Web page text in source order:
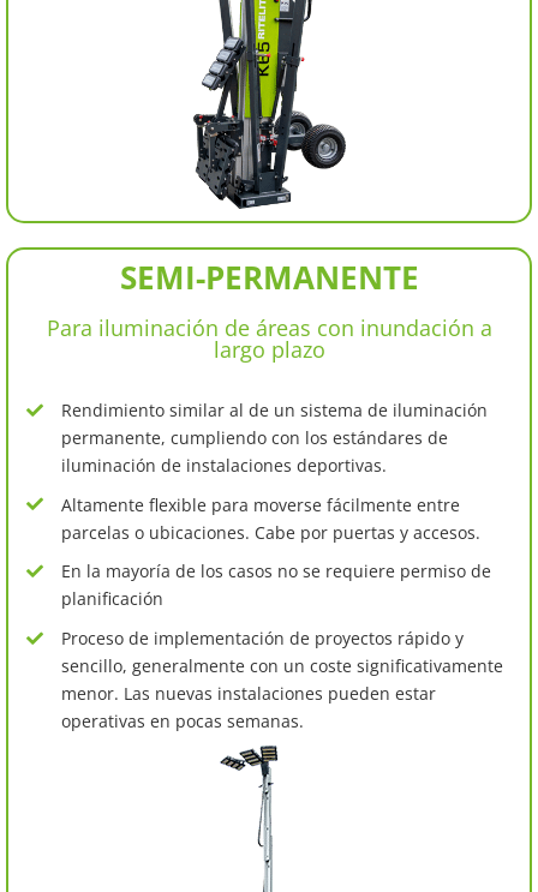
SEMI-PERMANENTE
Para iluminación de áreas con inundación a
largo plazo
Rendimiento similar al de un sistema de iluminación
permanente, cumpliendo con los estándares de
iluminación de instalaciones deportivas.
Altamente flexible para moverse fácilmente entre
parcelas o ubicaciones. Cabe por puertas y accesos.
En la mayoría de los casos no se requiere permiso de
planificación
Proceso de implementación de proyectos rápido y
sencillo, generalmente con un coste significativamente
menor. Las nuevas instalaciones pueden estar
operativas en pocas semanas.